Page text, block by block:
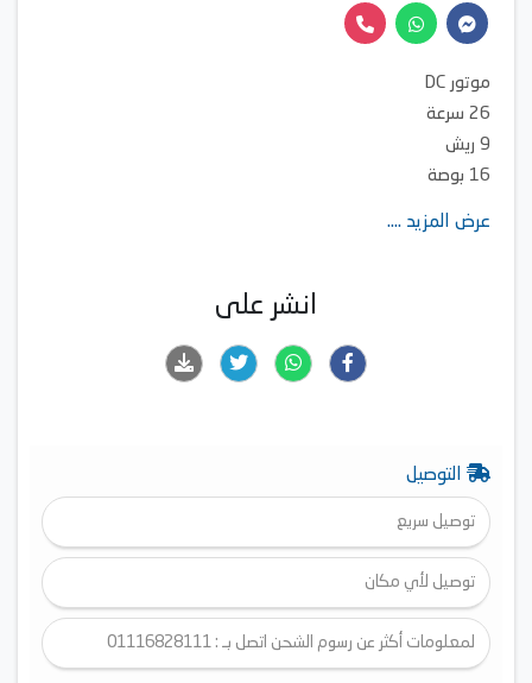
موتور DC
26 سرعة
9 ريش
16 بوصة
جهاز تحكم عن بُعد
عرض المزيد ....
انشر على
التوصيل
توصيل سريع
توصيل لأي مكان
لمعلومات أكثر عن رسوم الشحن اتصل بـ : 01116828111